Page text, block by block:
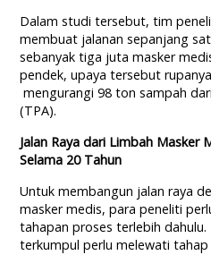
Dalam studi tersebut, tim
membuat jalanan sepanjang
sebanyak tiga juta masker
pendek, upaya tersebut
mengurangi 98 ton sampah
(TPA).
Jalan Raya dari Limbah Masker
Selama 20 Tahun
Untuk membangun jalan raya
masker medis, para peneliti
tahapan proses terlebih
terkumpul perlu melewati